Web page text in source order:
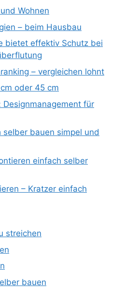
Wohnen
– beim Hausbau
bietet effektiv Schutz bei
– vergleichen lohnt
oder 45 cm
Designmanagement für
selber bauen simpel und
einfach selber
– Kratzer einfach
streichen
bauen